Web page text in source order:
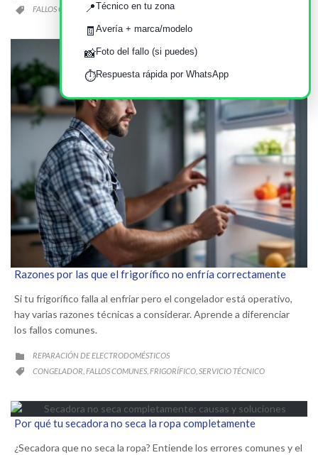

CATEGORY
FALLOS COMUNES, FRIGORÍFICOS,MADRID
Razones por las que el frigorífico no enfría correctamente
Si tu frigorífico falla al enfriar pero el congelador está operativo,
hay varias razones técnicas a considerar. Aprende a diferenciar
los fallos comunes.
 CATEGORY
REPARACIÓN DE ELECTRODOMÉSTICOS

CATEGORY
CONGELADOR FALLOS COMUNES FRIGORÍFICO SERVICIO TÉCNICO
Por qué tu secadora no seca la ropa completamente
¿Secadora que no seca la ropa? Entiende los errores comunes y el
📍Técnico en tu zona
🧾 Avería + marca/modelo
📸Foto del fallo (si puedes)
⏱️Respuesta rápida por WhatsApp